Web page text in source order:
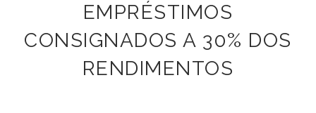
EMPRÉSTIMOS
CONSIGNADOS A 30% DOS
RENDIMENTOS